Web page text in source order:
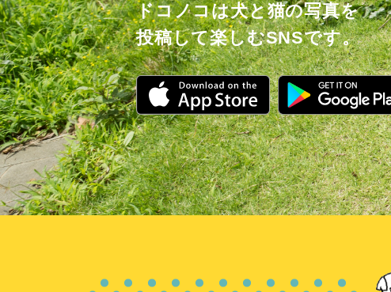
ドコノコは犬と猫の写真を
投稿して楽しむSNSです。